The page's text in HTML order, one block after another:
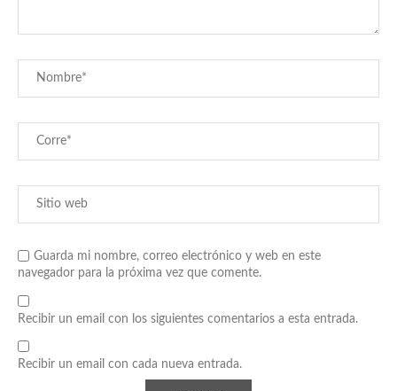
Guarda mi nombre, correo electrónico y web en este
navegador para la próxima vez que comente.
Recibir un email con los siguientes comentarios a esta entrada.
Recibir un email con cada nueva entrada.